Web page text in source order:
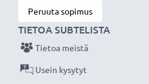
Peruuta sopimus
TIETOA SUBTELISTA
Tietoa meistä
Usein kysytyt